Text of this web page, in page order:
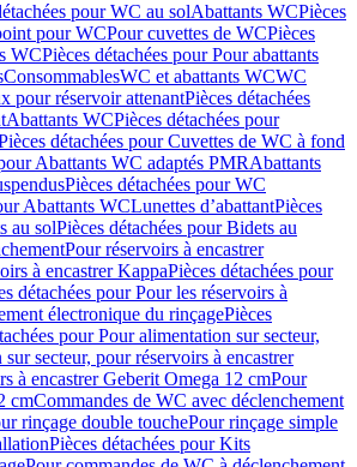
pour WC au solAbattants WCPièces
pour WCPour cuvettes de WCPièces
WCPièces détachées pour Pour abattants
ConsommablesWC et abattants WCWC
pour réservoir attenantPièces détachées
Abattants WCPièces détachées pour
détachées pour Cuvettes de WC à fond
Abattants WC adaptés PMRAbattants
Pièces détachées pour WC
Abattants WCLunettes d’abattantPièces
au solPièces détachées pour Bidets au
Pour réservoirs à encastrer
à encastrer KappaPièces détachées pour
détachées pour Pour les réservoirs à
électronique du rinçagePièces
pour Pour alimentation sur secteur,
secteur, pour réservoirs à encastrer
à encastrer Geberit Omega 12 cmPour
cmCommandes de WC avec déclenchement
rinçage double touchePour rinçage simple
Pièces détachées pour Kits